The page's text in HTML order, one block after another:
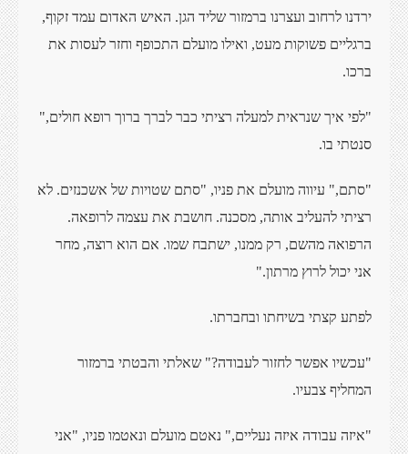
ירדנו לרחוב ועצרנו ברמזור שליד הגן. האיש האדום עמד זקוף,
ברגליים פשוקות מעט, ואילו מועלם התכופף וחזר לעסות את
ברכו.
"לפי איך שנראית למעלה רציתי כבר לברך ברוך רופא חולים,"
סנטתי בו.
"סתם," עיווה מועלם את פניו, "סתם שטויות של אשכנזים. לא
רציתי להעליב אותה, מסכנה. חושבת את עצמה לרופאה.
הרפואה מהשם, רק ממנו, ישתבח שמו. אם הוא רוצה, מחר
אני יכול לרוץ מרתון."
לפתע קצתי בשיחתו ובחברתו.
"עכשיו אפשר לחזור לעבודה?" שאלתי והבטתי ברמזור
המחליף צבעיו.
"איזה עבודה איזה נעליים," נאטם מועלם ונאטמו פניו, "אני